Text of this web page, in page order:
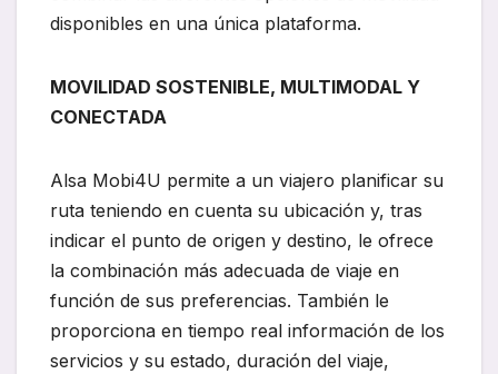
disponibles en una única plataforma.
MOVILIDAD SOSTENIBLE, MULTIMODAL Y
CONECTADA
Alsa Mobi4U permite a un viajero planificar su
ruta teniendo en cuenta su ubicación y, tras
indicar el punto de origen y destino, le ofrece
la combinación más adecuada de viaje en
función de sus preferencias. También le
proporciona en tiempo real información de los
servicios y su estado, duración del viaje,